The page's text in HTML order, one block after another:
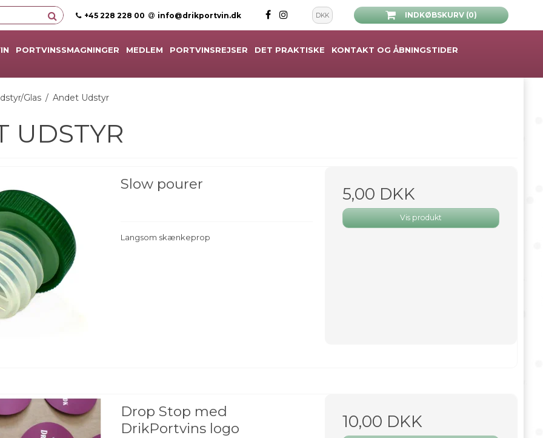
+45 228 228 00 info@drikportvin.dk DKK INDKØBSKURV (0)
PORTVINSSMAGNINGER MEDLEM PORTVINSREJSER DET PRAKTISKE
KONTAKT OG ÅBNINGSTIDER
Glas / Andet Udstyr
UDSTYR
Slow pourer
Langsom skænkeprop
5,00 DKK
Vis produkt
Drop Stop med
DrikPortvins logo
10,00 DKK